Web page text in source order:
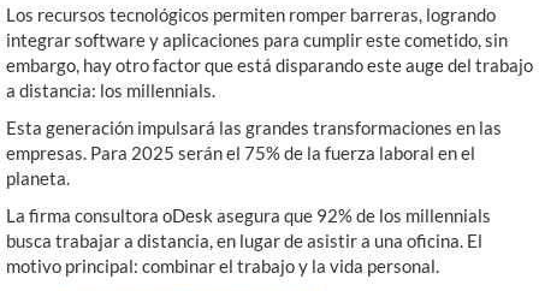
Los recursos tecnológicos permiten romper barreras, logrando
integrar software y aplicaciones para cumplir este cometido, sin
embargo, hay otro factor que está disparando este auge del trabajo
a distancia: los millennials.
Esta generación impulsará las grandes transformaciones en las
empresas. Para 2025 serán el 75% de la fuerza laboral en el
planeta.
La firma consultora oDesk asegura que 92% de los millennials
busca trabajar a distancia, en lugar de asistir a una oficina. El
motivo principal: combinar el trabajo y la vida personal.